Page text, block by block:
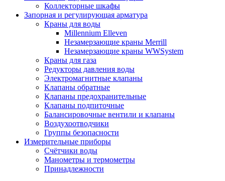
Коллекторные шкафы
Запорная и регулирующая арматура
Краны для воды
Millennium Elleven
Незамерзающие краны Merrill
Незамерзающие краны WWSystem
Краны для газа
Редукторы давления воды
Электромагнитные клапаны
Клапаны обратные
Клапаны предохранительные
Клапаны подпиточные
Балансировочные вентили и клапаны
Воздухоотводчики
Группы безопасности
Измерительные приборы
Счётчики воды
Манометры и термометры
Принадлежности